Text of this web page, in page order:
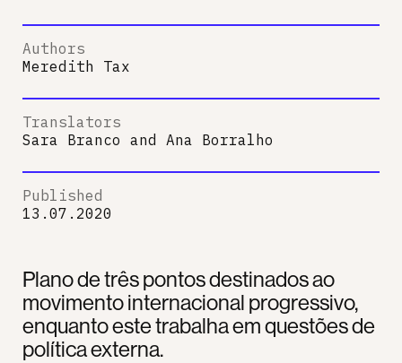
Plano de três pontos destinados ao
movimento internacional progressivo,
enquanto este trabalha em questões de
política externa.
Authors
Meredith Tax
Translators
Sara Branco and Ana Borralho
Published
13.07.2020